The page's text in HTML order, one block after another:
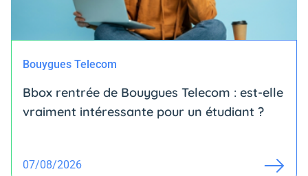
Bouygues Telecom
Bbox rentrée de Bouygues Telecom : est-elle
vraiment intéressante pour un étudiant ?
07/08/2026